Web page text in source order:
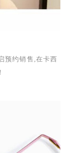
预约销售,在卡西